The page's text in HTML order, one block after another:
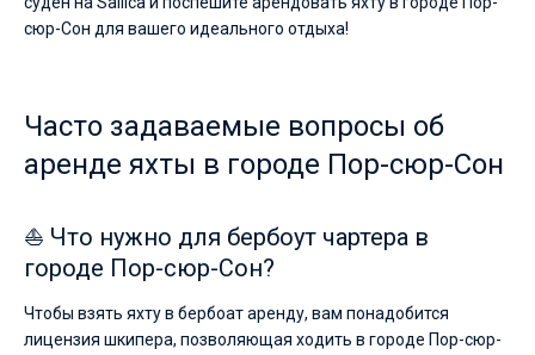
сюр-Сон для вашего идеального отдыха!
Часто задаваемые вопросы об
аренде яхты в городе Пор-сюр-Сон
⛵ Что нужно для бербоут чартера в
городе Пор-сюр-Сон?
Чтобы взять яхту в бербоат аренду, вам понадобится
лицензия шкипера, позволяющая ходить в городе Пор-сюр-